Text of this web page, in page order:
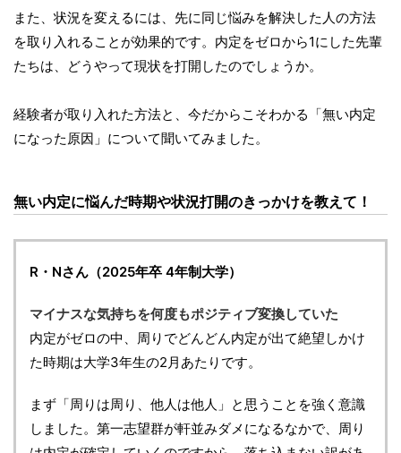
また、状況を変えるには、先に同じ悩みを解決した人の方法
を取り入れることが効果的です。内定をゼロから1にした先輩
たちは、どうやって現状を打開したのでしょうか。
経験者が取り入れた方法と、今だからこそわかる「無い内定
になった原因」について聞いてみました。
無い内定に悩んだ時期や状況打開のきっかけを教えて！
R・Nさん（2025年卒 4年制大学）
マイナスな気持ちを何度もポジティブ変換していた
内定がゼロの中、周りでどんどん内定が出て絶望しかけ
た時期は大学3年生の2月あたりです。
まず「周りは周り、他人は他人」と思うことを強く意識
しました。第一志望群が軒並みダメになるなかで、周り